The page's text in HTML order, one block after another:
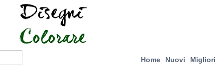
Home Nuovi Migliori